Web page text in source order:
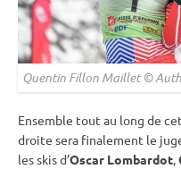
Quentin Fillon Maillet ©
Ensemble tout au long de
droite sera finalement le
les skis d’Oscar Lombardot,